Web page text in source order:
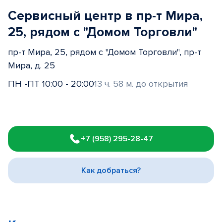
Сервисный центр в пр-т Мира,
25, рядом с "Домом Торговли"
пр-т Мира, 25, рядом с "Домом Торговли", пр-т
Мира, д. 25
ПН -ПТ 10:00 - 20:0013 ч. 58 м. до открытия
1
of
3
+7 (958) 295-28-47
Как добраться?